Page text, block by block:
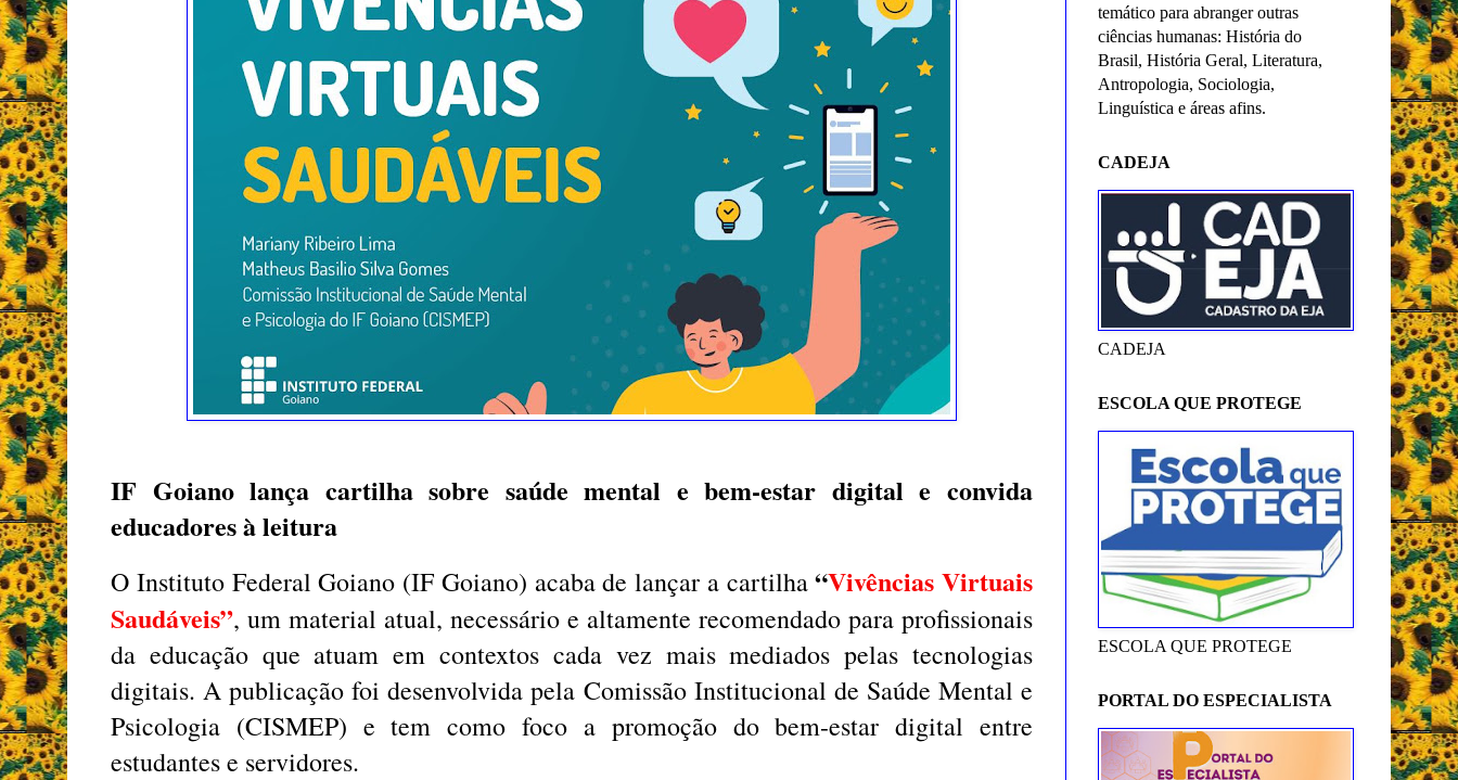
IF Goiano lança cartilha sobre saúde mental e bem-estar digital e convida
educadores à leitura
O Instituto Federal Goiano (IF Goiano) acaba de lançar a cartilha“Vivências Virtuais
Saudáveis”, um material atual, necessário e altamente recomendado para profissionais
da educação que atuam em contextos cada vez mais mediados pelas tecnologias
digitais. A publicação foi desenvolvida pela Comissão Institucional de Saúde Mental e
Psicologia (CISMEP) e tem como foco a promoção do bem-estar digital entre
estudantes e servidores.
temático para abranger outras
ciências humanas: História do
Brasil, História Geral, Literatura,
Antropologia, Sociologia,
Linguística e áreas afins.
CADEJA
CADEJA
ESCOLA QUE PROTEGE
ESCOLA QUE PROTEGE
PORTAL DO ESPECIALISTA